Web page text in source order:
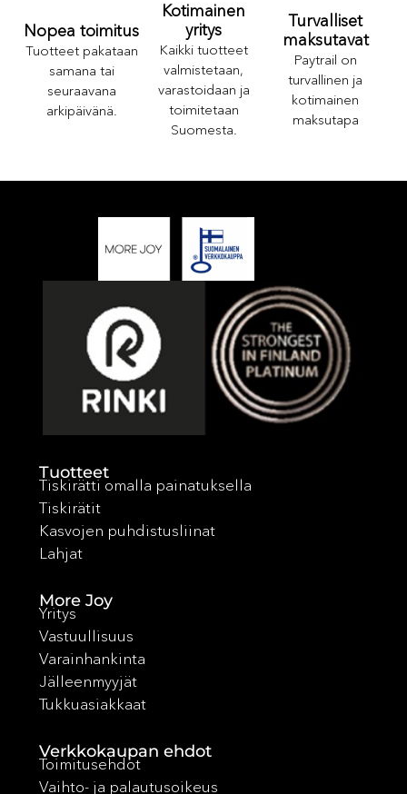
Nopea toimitus
Tuotteet pakataan
samana tai
seuraavana
arkipäivänä.
Kotimainen
yritys
Kaikki tuotteet
valmistetaan,
varastoidaan ja
toimitetaan
Suomesta.
Turvalliset
maksutavat
Paytrail on
turvallinen ja
kotimainen
maksutapa
Tuotteet
Tiskirätti omalla painatuksella
Tiskirätit
Kasvojen puhdistusliinat
Lahjat
More Joy
Yritys
Vastuullisuus
Varainhankinta
Jälleenmyyjät
Tukkuasiakkaat
Verkkokaupan ehdot
Toimitusehdot
Vaihto- ja palautusoikeus